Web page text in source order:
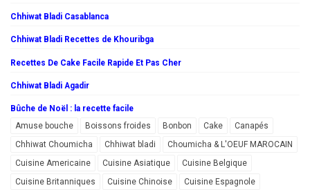
Chhiwat Bladi Casablanca
Chhiwat Bladi Recettes de Khouribga
Recettes De Cake Facile Rapide Et Pas Cher
Chhiwat Bladi Agadir
Bûche de Noël : la recette facile
Amuse bouche
Boissons froides Bonbon Cake
Canapés
Chhiwat Choumicha
Chhiwat bladi
Choumicha & L'OEUF MAROCAIN
Cuisine Americaine
Cuisine Asiatique
Cuisine Belgique
Cuisine Britanniques
Cuisine Chinoise
Cuisine Espagnole